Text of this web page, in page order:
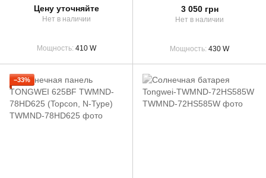
Цену уточняйте
Нет в наличии
Мощность 410 W
3 050 грн
Нет в наличии
Мощность 430 W
−33%